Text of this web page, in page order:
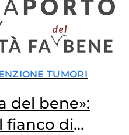
TUMORI
del bene»:
fianco di